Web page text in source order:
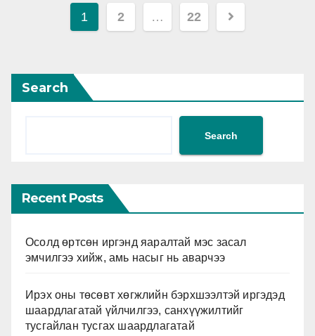
Posts
pagination
1 2 … 22
Search
Search
Recent Posts
Осолд өртсөн иргэнд яаралтай мэс засал
эмчилгээ хийж, амь насыг нь аварчээ
Ирэх оны төсөвт хөгжлийн бэрхшээлтэй иргэдэд
шаардлагатай үйлчилгээ, санхүүжилтийг
тусгайлан тусгах шаардлагатай